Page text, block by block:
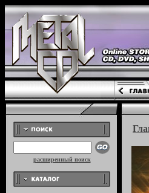
расширенный поиск